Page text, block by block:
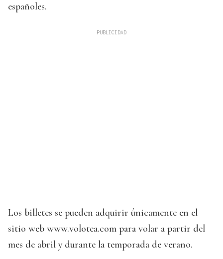
españoles.
Los billetes se pueden adquirir únicamente en el
sitio web www.volotea.com para volar a partir del
mes de abril y durante la temporada de verano.